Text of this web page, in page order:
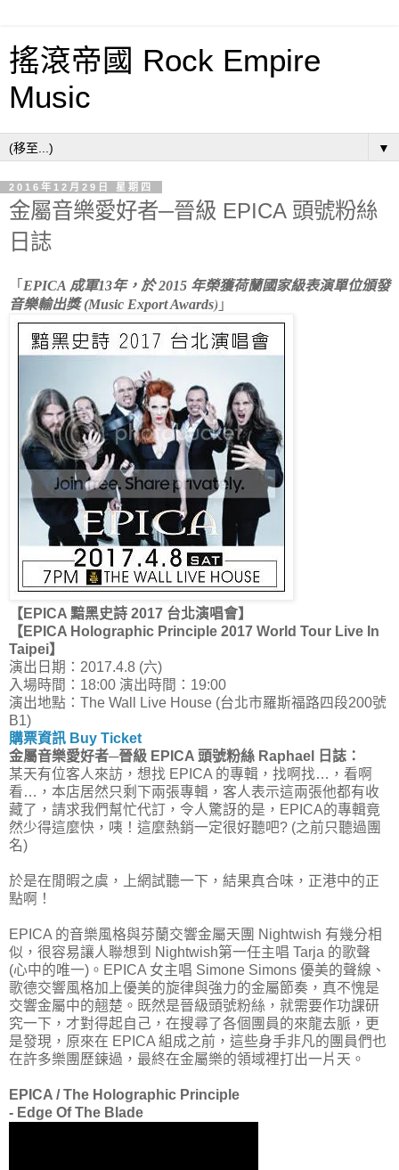
搖滾帝國 Rock Empire
Music
▼
2016年12月29日 星期四
金屬音樂愛好者─晉級 EPICA 頭號粉絲
日誌
「 EPICA 成軍13年，於 2015 年榮獲荷蘭國家級表演單位頒發
音樂輸出獎 (Music Export Awards) 」
【EPICA 黯黑史詩 2017 台北演唱會】
【EPICA Holographic Principle 2017 World Tour Live In
Taipei】
演出日期：2017.4.8 (六)
入場時間：18:00 演出時間：19:00
演出地點：The Wall Live House (台北市羅斯福路四段200號
B1)
購票資訊 Buy Ticket
金屬音樂愛好者─晉級 EPICA 頭號粉絲 Raphael 日誌：
某天有位客人來訪，想找 EPICA 的專輯，找啊找…，看啊
看…，本店居然只剩下兩張專輯，客人表示這兩張他都有收
藏了，請求我們幫忙代訂，令人驚訝的是，EPICA的專輯竟
然少得這麼快，咦！這麼熱銷一定很好聽吧? (之前只聽過團
名)
於是在閒暇之虞，上網試聽一下，結果真合味，正港中的正
點啊！
EPICA 的音樂風格與芬蘭交響金屬天團 Nightwish 有幾分相
似，很容易讓人聯想到 Nightwish第一任主唱 Tarja 的歌聲
(心中的唯一)。EPICA 女主唱 Simone Simons 優美的聲線、
歌德交響風格加上優美的旋律與強力的金屬節奏，真不愧是
交響金屬中的翹楚。既然是晉級頭號粉絲，就需要作功課研
究一下，才對得起自己，在搜尋了各個團員的來龍去脈，更
是發現，原來在 EPICA 組成之前，這些身手非凡的團員們也
在許多樂團歷鍊過，最終在金屬樂的領域裡打出一片天。
EPICA / The Holographic Principle
- Edge Of The Blade